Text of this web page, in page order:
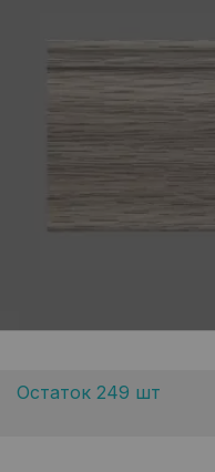
Остаток 249 шт